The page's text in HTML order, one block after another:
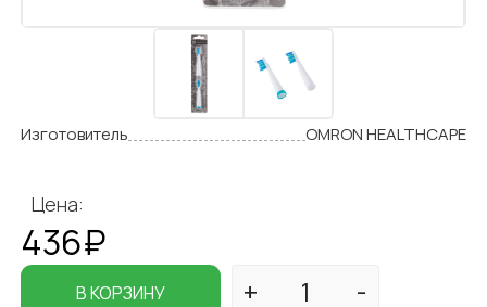
Изготовитель OMRON HEALTHCAPE
Цена:
436₽
В КОРЗИНУ